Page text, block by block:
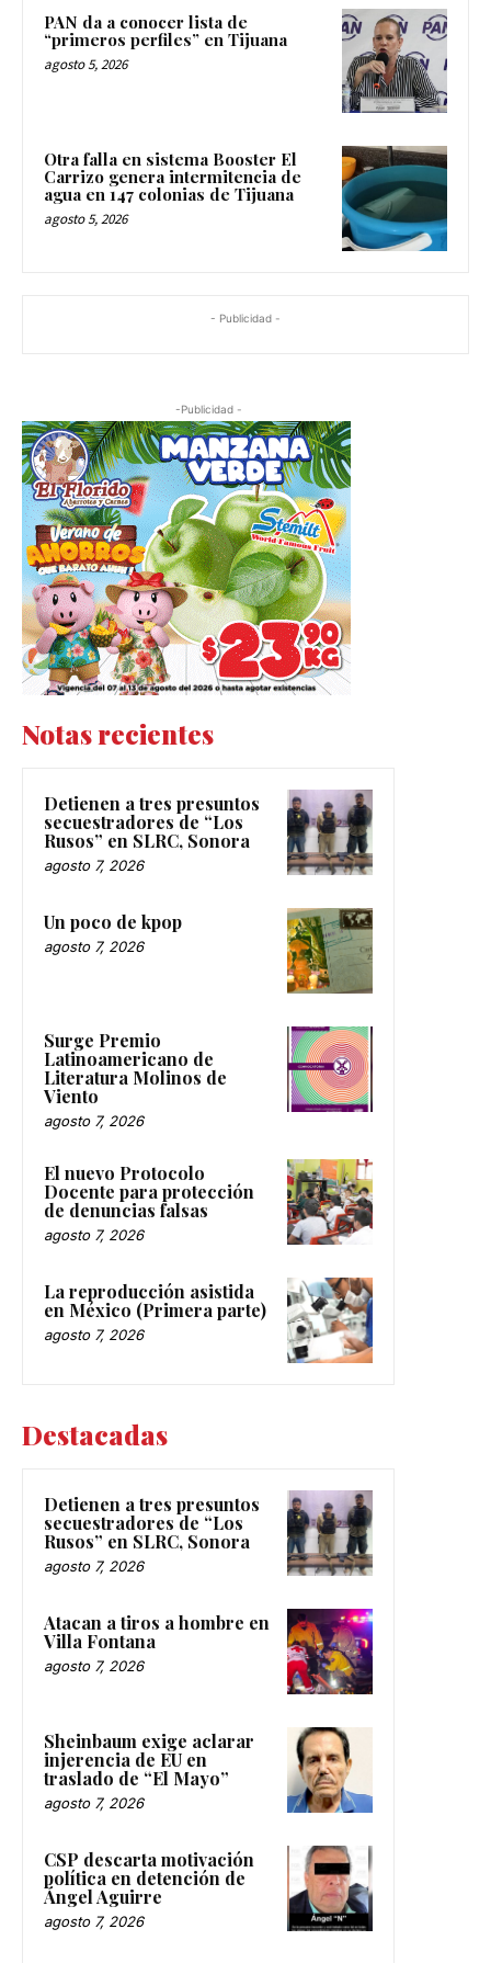
PAN da a conocer lista de
“primeros perfiles” en Tijuana
agosto 5, 2026
Otra falla en sistema Booster El
Carrizo genera intermitencia de
agua en 147 colonias de Tijuana
agosto 5, 2026
- Publicidad -
-Publicidad -
Notas recientes
Detienen a tres presuntos
secuestradores de “Los
Rusos” en SLRC, Sonora
agosto 7, 2026
Un poco de kpop
agosto 7, 2026
Surge Premio
Latinoamericano de
Literatura Molinos de
Viento
agosto 7, 2026
El nuevo Protocolo
Docente para protección
de denuncias falsas
agosto 7, 2026
La reproducción asistida
en México (Primera parte)
agosto 7, 2026
Destacadas
Detienen a tres presuntos
secuestradores de “Los
Rusos” en SLRC, Sonora
agosto 7, 2026
Atacan a tiros a hombre en
Villa Fontana
agosto 7, 2026
Sheinbaum exige aclarar
injerencia de EU en
traslado de “El Mayo”
agosto 7, 2026
CSP descarta motivación
política en detención de
Ángel Aguirre
agosto 7, 2026